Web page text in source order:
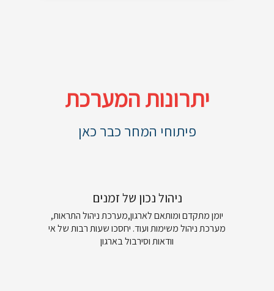
יתרונות המערכת
פיתוחי המחר כבר כאן
ניהול נכון של זמנים
יומן מתקדם ומותאם לארגון,מערכת ניהול התראות,
מערכת ניהול משימות ועוד. יחסכו שעות רבות של אי
וודאות וסירבול בארגון